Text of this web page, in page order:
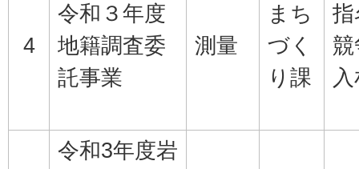
4
令和３年度
地籍調査委
託事業
測量
まち
づく
り課
指
令和3年度岩